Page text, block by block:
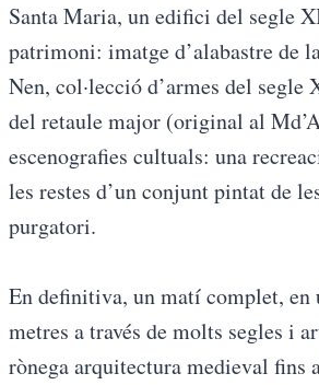
Santa Maria, un edifici del segle
patrimoni: imatge d’alabastre de
Nen, col·lecció d’armes del
del retaule major (original al
escenografies cultuals: una
les restes d’un conjunt pintat de
purgatori.
En definitiva, un matí complet, en
metres a través de molts segles i
rònega arquitectura medieval fins